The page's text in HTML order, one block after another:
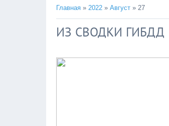
Главная » 2022 » Август » 27
ИЗ СВОДКИ ГИБДД